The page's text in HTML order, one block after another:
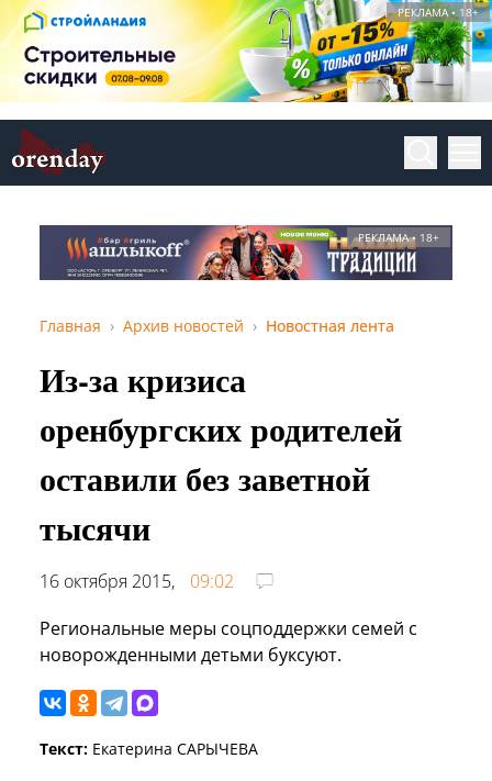
РЕКЛАМА • 18+
РЕКЛАМА • 18+
Главная Архив новостей Новостная лента
Из-за кризиса
оренбургских родителей
оставили без заветной
тысячи
16 октября 2015,
09:02
Региональные меры соцподдержки семей с
новорожденными детьми буксуют.
Текст: Екатерина САРЫЧЕВА